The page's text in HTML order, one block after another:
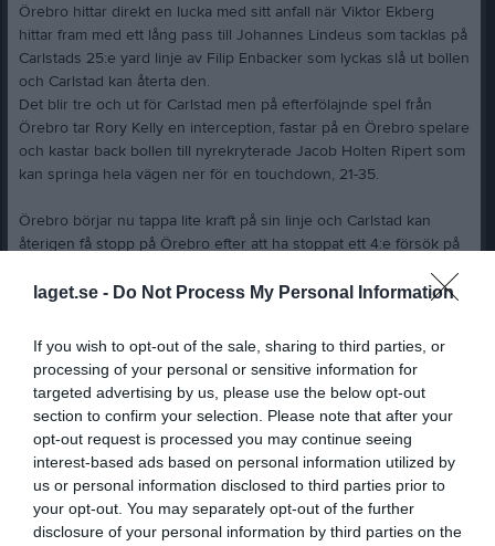
laget.se - Do Not Process My Personal Information
If you wish to opt-out of the sale, sharing to third parties, or
processing of your personal or sensitive information for
targeted advertising by us, please use the below opt-out
section to confirm your selection. Please note that after your
opt-out request is processed you may continue seeing
interest-based ads based on personal information utilized by
us or personal information disclosed to third parties prior to
your opt-out. You may separately opt-out of the further
disclosure of your personal information by third parties on the
Örebro hittar direkt en lucka med sitt anfall när Viktor Ekberg
hittar fram med ett lång pass till Johannes Lindeus som tacklas på
Carlstads 25:e yard linje av Filip Enbacker som lyckas slå ut bollen
och Carlstad kan återta den.
Det blir tre och ut för Carlstad men på efterfölajnde spel från
Örebro tar Rory Kelly en interception, fastar på en Örebro spelare
och kastar back bollen till nyrekryterade Jacob Holten Ripert som
kan springa hela vägen ner för en touchdown, 21-35.
Örebro börjar nu tappa lite kraft på sin linje och Carlstad kan
återigen få stopp på Örebro efter att ha stoppat ett 4:e försök på
början på 4:e kvarten kan utöka ledningen ytterligare en gång när
matchen.
Örebro måste attackera samtidigt som Carlstad vill få klockan att
gå. Med 6:14 kvar så får Örebro lite liv i matchen när Viktor
Ekberg kan springa in en Touchdown till 28-42.
Resultatet står sig matchen ut och Carlstad blir seriesegrare för
andra året i rad. Carlstad var det bättre laget och vinner rättvist.
Anfallet har lyft sig under säsongen och hade en mycket bra dag
där framför allt passningsspelet från Slade Jarman satt och han